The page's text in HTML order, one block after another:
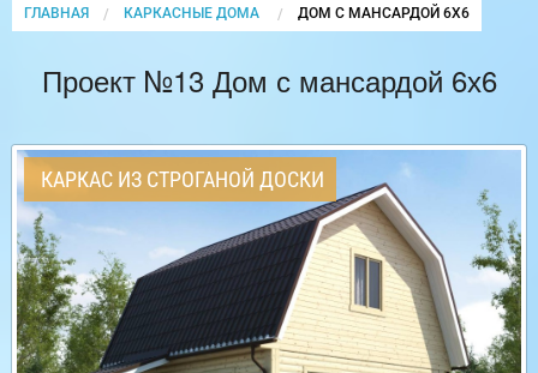
ГЛАВНАЯ КАРКАСНЫЕ ДОМА CURRENT:
ДОМ С МАНСАРДОЙ 6Х6
Проект №13 Дом с мансардой 6х6
КАРКАС ИЗ СТРОГАНОЙ ДОСКИ